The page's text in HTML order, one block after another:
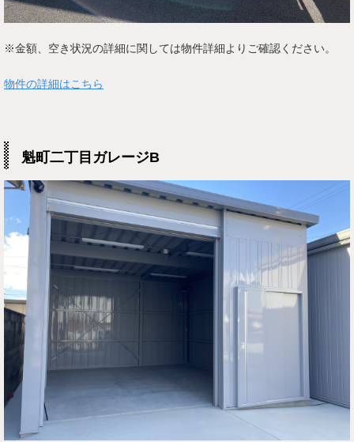
※金額、空き状況の詳細に関しては物件詳細よりご確認ください。
物件の詳細はこちら
魁町二丁目ガレージB